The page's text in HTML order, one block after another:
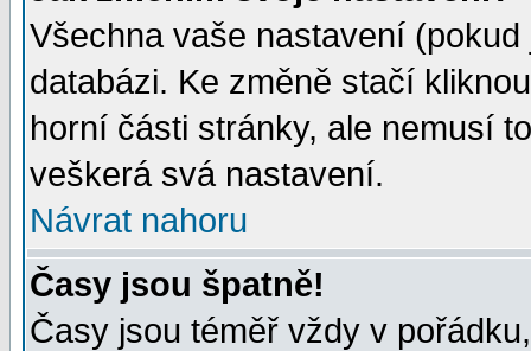
Všechna vaše nastavení
databázi. Ke změně stačí
horní části stránky, ale nemusí
veškerá svá nastavení.
Návrat nahoru
Časy jsou špatně!
Časy jsou téměř vždy v